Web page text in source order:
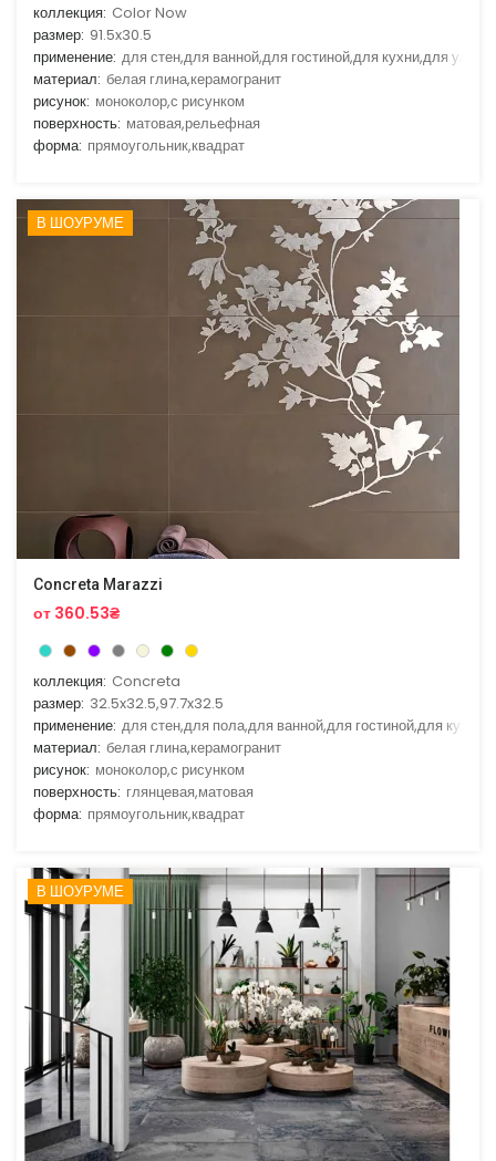
коллекция: Color Now
размер: 91.5x30.5
применение: для стен,для ванной,для гостиной,для кухни,для улицы
материал: белая глина,керамогранит
рисунок: моноколор,с рисунком
поверхность: матовая,рельефная
форма: прямоугольник,квадрат
В ШОУРУМЕ
Concreta Marazzi
от 360.53₴
коллекция: Concreta
размер: 32.5x32.5,97.7x32.5
применение: для стен,для пола,для ванной,для гостиной,для кухни
материал: белая глина,керамогранит
рисунок: моноколор,с рисунком
поверхность: глянцевая,матовая
форма: прямоугольник,квадрат
В ШОУРУМЕ